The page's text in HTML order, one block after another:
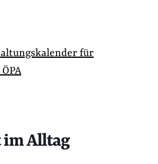
für
im Alltag